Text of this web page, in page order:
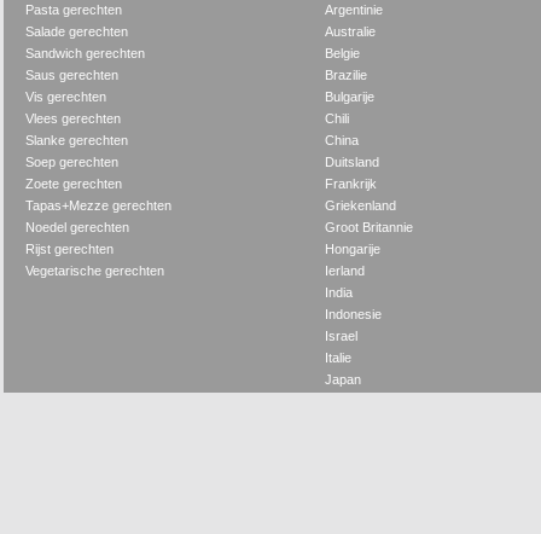
Pasta gerechten
Salade gerechten
Sandwich gerechten
Saus gerechten
Vis gerechten
Vlees gerechten
Slanke gerechten
Soep gerechten
Zoete gerechten
Tapas+Mezze gerechten
Noedel gerechten
Rijst gerechten
Vegetarische gerechten
Argentinie
Australie
Belgie
Brazilie
Bulgarije
Chili
China
Duitsland
Frankrijk
Griekenland
Groot Britannie
Hongarije
Ierland
India
Indonesie
Israel
Italie
Japan